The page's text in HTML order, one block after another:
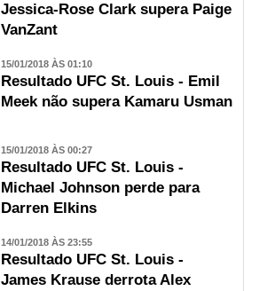
Jessica-Rose Clark supera Paige
VanZant
15/01/2018 ÀS 01:10
Resultado UFC St. Louis - Emil
Meek não supera Kamaru Usman
15/01/2018 ÀS 00:27
Resultado UFC St. Louis -
Michael Johnson perde para
Darren Elkins
14/01/2018 ÀS 23:55
Resultado UFC St. Louis -
James Krause derrota Alex